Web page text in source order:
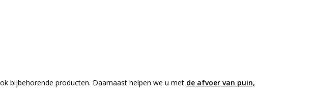
bijbehorende producten. Daarnaast helpen we u met de afvoer van puin,